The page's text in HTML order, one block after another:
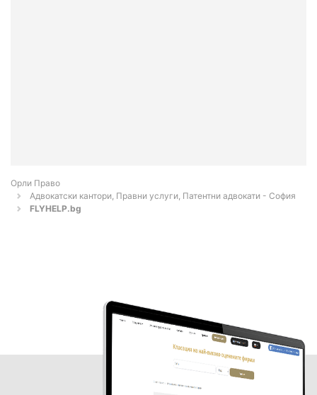
Орли Право
Адвокатски кантори, Правни услуги, Патентни адвокати - София
FLYHELP.bg